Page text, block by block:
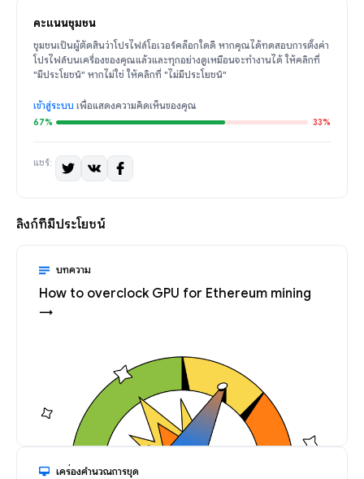
คะแนนชุมชน
ชุมชนเป็นผู้ตัดสินว่าโปรไฟล์โอเวอร์คล็อกใดดี หากคุณได้ทดสอบการตั้งค่า
โปรไฟล์บนเครื่องของคุณแล้วและทุกอย่างดูเหมือนจะทำงานได้ ให้คลิกที่
"มีประโยชน์" หากไม่ใช่ ให้คลิกที่ "ไม่มีประโยชน์"
เข้าสู่ระบบ เพื่อแสดงความคิดเห็นของคุณ
67% 33%
แชร์:
ลิงก์ที่มีประโยชน์
บทความ
How to overclock GPU for Ethereum mining
→
เครื่องคำนวณการขุด